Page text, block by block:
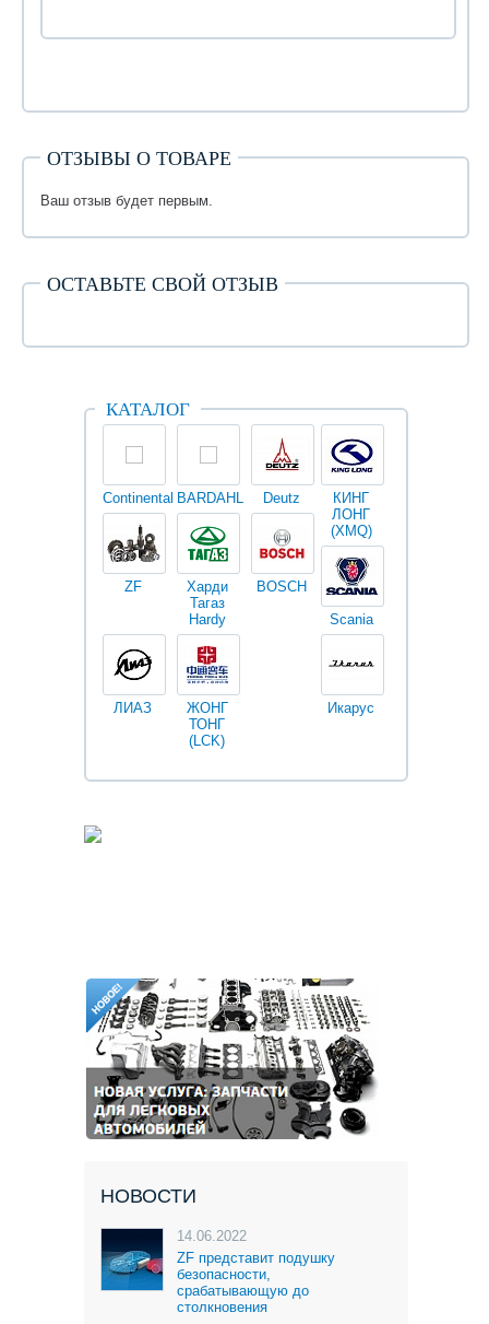
ОТЗЫВЫ О ТОВАРЕ
Ваш отзыв будет первым.
ОСТАВЬТЕ СВОЙ ОТЗЫВ
КАТАЛОГ
Continental BARDAHL Deutz
ZF
Харди
Тагаз
Hardy
BOSCH
ЛИАЗ
ЖОНГ
ТОНГ
(LCK)
КИНГ
ЛОНГ
(XMQ)
Scania
Икарус
НОВОСТИ
14.06.2022
ZF представит подушку
безопасности,
срабатывающую до
столкновения